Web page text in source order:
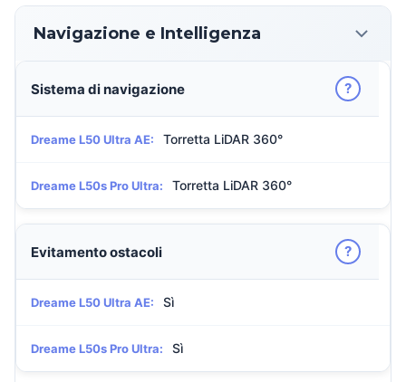
Navigazione e Intelligenza
Sistema di navigazione ?
Dreame L50 Ultra AE: Torretta LiDAR 360°
Dreame L50s Pro Ultra: Torretta LiDAR 360°
Evitamento ostacoli ?
Dreame L50 Ultra AE: Sì
Dreame L50s Pro Ultra: Sì